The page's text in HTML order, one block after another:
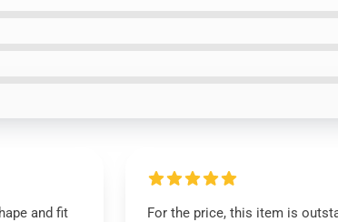
and fit
For the price, this item is